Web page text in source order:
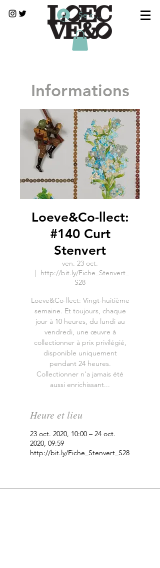
Se connecter
Informations
Loeve&Co-llect:
#140 Curt
Stenvert
ven. 23 oct.
  |
http://bit.ly/Fiche_Stenvert_
S28
Loeve&Co-llect: Vingt-huitième
semaine. Et toujours, chaque
jour à 10 heures, du lundi au
vendredi, une œuvre à
collectionner à prix privilégié,
disponible uniquement
pendant 24 heures.
Collectionner n'a jamais été
aussi enrichissant...
Heure et lieu
23 oct. 2020, 10:00 – 24 oct.
2020, 09:59
http://bit.ly/Fiche_Stenvert_S28